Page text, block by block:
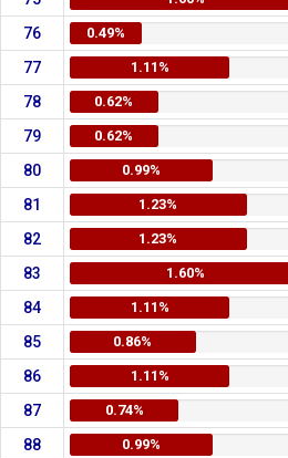
76
0.49%
77
1.11%
78
0.62%
79
0.62%
80
0.99%
81
1.23%
82
1.23%
83
1.60%
84
1.11%
85
0.86%
86
1.11%
87
0.74%
88
0.99%